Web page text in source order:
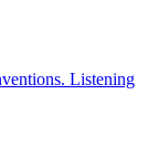
Listening